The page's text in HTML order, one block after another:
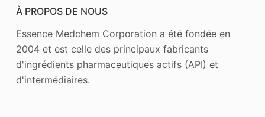
À PROPOS DE NOUS
Essence Medchem Corporation a été fondée en
2004 et est celle des principaux fabricants
d'ingrédients pharmaceutiques actifs (API) et
d'intermédiaires.